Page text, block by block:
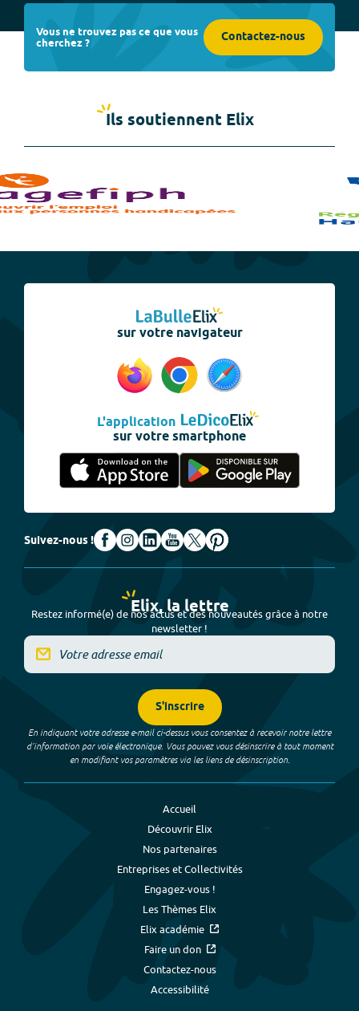
Vous ne trouvez pas ce que vous
cherchez ? Contactez-nous
Ils soutiennent Elix
sur votre navigateur
L'application
sur votre smartphone
Suivez-nous !
Elix, la lettre
Restez informé(e) de nos actus et des nouveautés grâce à notre
newsletter !
S'inscrire
En indiquant votre adresse e-mail ci-dessus vous consentez à recevoir notre lettre
d’information par voie électronique. Vous pouvez vous désinscrire à tout moment
en modifiant vos paramètres via les liens de désinscription.
Accueil
Découvrir Elix
Nos partenaires
Entreprises et Collectivités
Engagez-vous !
Les Thèmes Elix
Elix académie
Faire un don
Contactez-nous
Accessibilité